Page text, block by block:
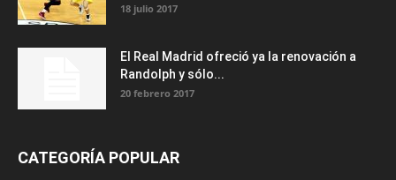
18 julio 2017
El Real Madrid ofreció ya la renovación a
Randolph y sólo...
20 febrero 2017
CATEGORÍA POPULAR